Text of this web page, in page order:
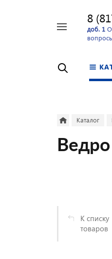
доб. 1
Каталог
К списку
товаров